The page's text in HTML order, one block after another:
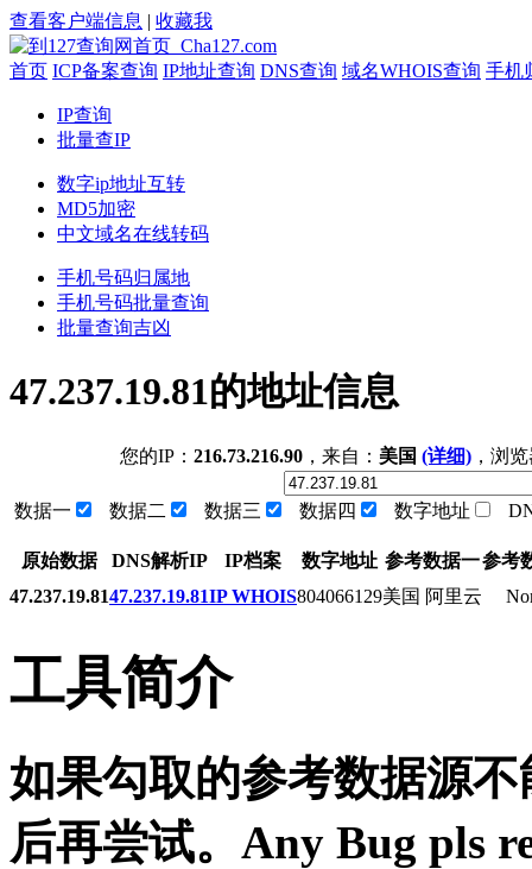
查看客户端信息 | 收藏我
首页 ICP备案查询 IP地址查询 DNS查询 域名WHOIS查询 手机
IP查询
批量查IP
数字ip地址互转
MD5加密
中文域名在线转码
手机号码归属地
手机号码批量查询
批量查询吉凶
47.237.19.81的地址信息
您的IP： 216.73.216.90 ，来自： 美国 (详细) ，浏
数据一 数据二 数据三 数据四 数字地址
原始数据 DNS解析IP IP档案 数字地址 参考数据一参考
47.237.19.8147.237.19.81IP WHOIS804066129美国 阿里云
工具简介
如果勾取的参考数据源
后再尝试。Any Bug pls